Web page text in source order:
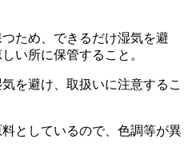
ため、できるだけ湿気を避
い所に保管すること。
を避け、取扱いに注意するこ
としているので、色調等が異